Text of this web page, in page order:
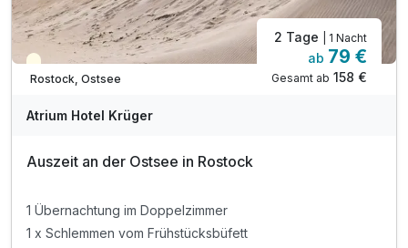
Teilweise ausgelastet
Rostock, Ostsee
2 Tage | 1 Nacht
ab 79 €
Gesamt ab 158 €
Atrium Hotel Krüger
Auszeit an der Ostsee in Rostock
1 Übernachtung im Doppelzimmer
1 x Schlemmen vom Frühstücksbüfett